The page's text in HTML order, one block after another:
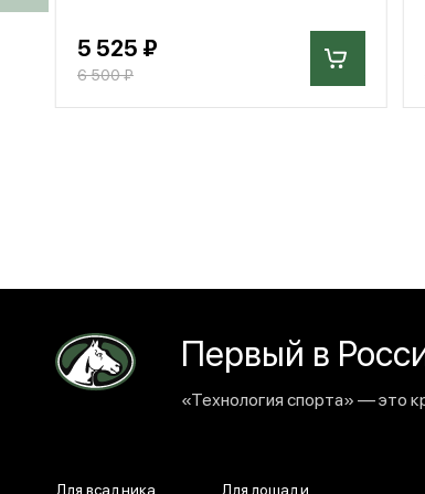
5 525 ₽
6 500 ₽
Первый в
«Технология спорта» — это
Для всадника Для лошади